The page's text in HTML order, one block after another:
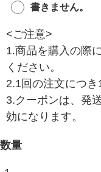
書きません。
<ご注意>
1.商品を購入の際
ください。
2.1回の注文につき
3.クーポンは、発
効になります。
数量